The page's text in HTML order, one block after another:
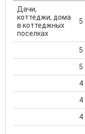
Дачи,
коттеджи, дома
в коттеджных
поселках
5
5
5
4
4
4